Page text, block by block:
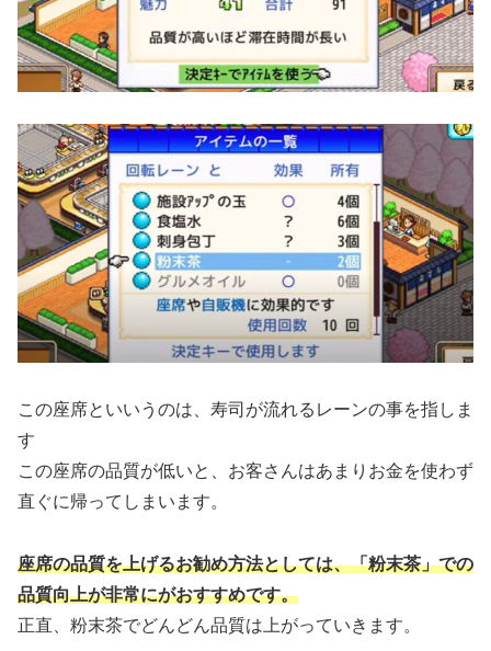
この座席といいうのは、寿司が流れるレーンの事を指しま
す
この座席の品質が低いと、お客さんはあまりお金を使わず
直ぐに帰ってしまいます。
座席の品質を上げるお勧め方法としては、「粉末茶」での
品質向上が非常にがおすすめです。
正直、粉末茶でどんどん品質は上がっていきます。